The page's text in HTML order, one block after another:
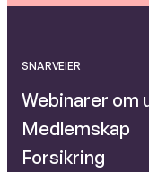
SNARVEIER
Webinarer om
Medlemskap
Forsikring